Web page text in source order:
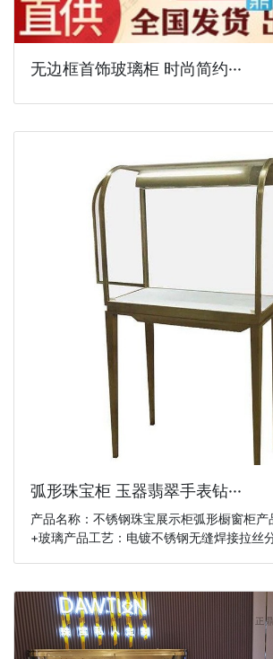
无边框首饰玻璃柜 时尚简约···
弧形珠宝柜 玉器翡翠手表钻···
产品名称：不锈钢珠宝展示柜弧形橱窗柜产
+玻璃产品工艺：电镀不锈钢无缝焊接拉丝分